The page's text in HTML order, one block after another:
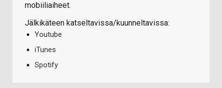
mobiiliaiheet.
Jälkikäteen katseltavissa/kuunneltavissa:
Youtube
iTunes
Spotify